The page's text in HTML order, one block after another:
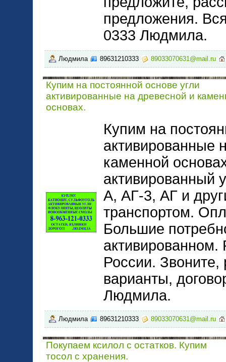
предложения.
0333 Людмила.
Людмила 89631210333 89033070631@mail.ru
Купим на постоянной основе угли
активированные на древесной и
основах.
Купим на
активированные
каменной
активированный
А, АГ-3, АГ и
транспортом.
Большие
активированном.
России. Звоните,
варианты,
Людмила.
Людмила 89631210333 89033070631@mail.ru
Покупаем ксилол с остатков. Купим
тосол с хранения.